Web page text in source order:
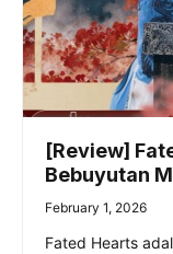
[Review]
Bebuyutan
February 1, 2026
Fated Hearts